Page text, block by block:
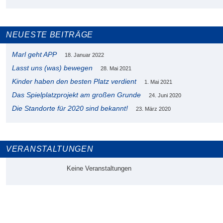
NEUESTE BEITRÄGE
Marl geht APP 18. Januar 2022
Lasst uns (was) bewegen 28. Mai 2021
Kinder haben den besten Platz verdient 1. Mai 2021
Das Spielplatzprojekt am großen Grunde 24. Juni 2020
Die Standorte für 2020 sind bekannt! 23. März 2020
VERANSTALTUNGEN
Keine Veranstaltungen